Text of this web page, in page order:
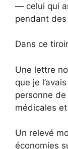
— celui qui
pendant
Dans ce
Une lettre
que je
personne
médicales
Un relevé
économies